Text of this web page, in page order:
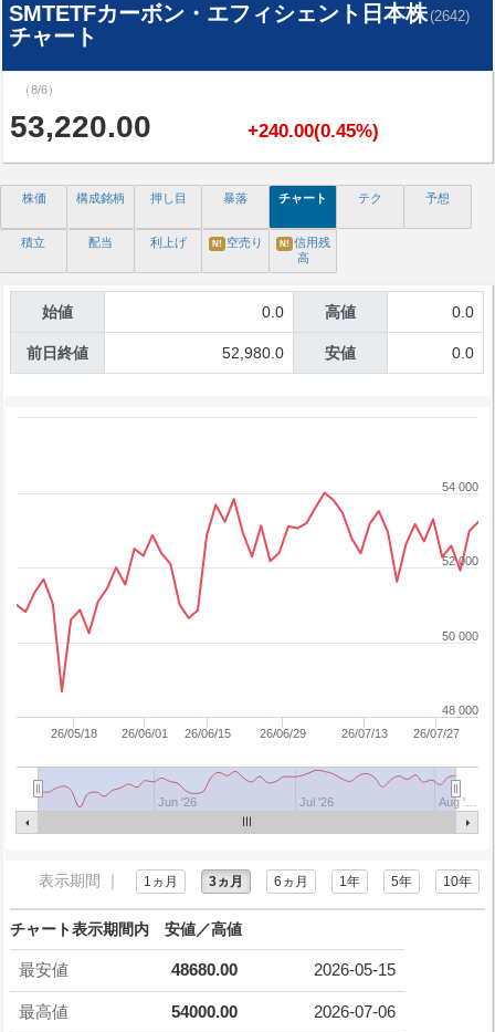
SMTETFカーボン・エフィシェント日本株(2642)
チャート
（8/6）
53,220.00 +240.00(0.45%)
株価 構成銘柄 押し目 暴落 チャート テク 予想
積立 配当 利上げ N! 空売り N! 信用残
高
始値 0.0 高値 0.0
前日終値 52,980.0 安値 0.0
26/05/18 26/06/01 26/06/15 26/06/29 26/07/13 26/07/27
Jun '26 Jul '26 Aug '…
48 000
50 000
52 000
54 000
表示期間 ｜ 1ヵ月 3ヵ月 6ヵ月 1年 5年 10年
チャート表示期間内 安値／高値
最安値 48680.00 2026-05-15
最高値 54000.00 2026-07-06